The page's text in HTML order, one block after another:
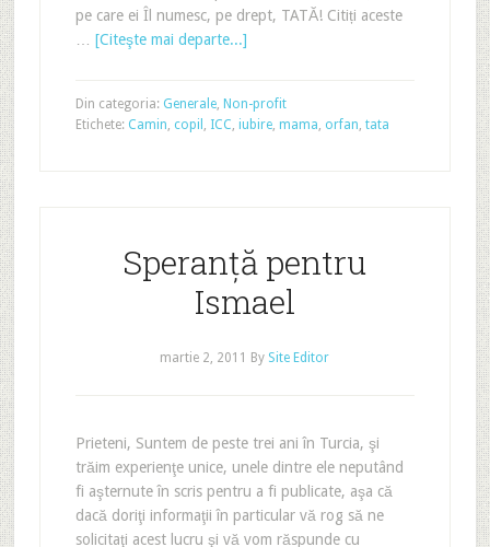
pe care ei Îl numesc, pe drept, TATĂ! Citiți aceste
[Citeşte mai departe...]
Din categoria: Generale, Non-profit
Etichete: Camin, copil , ICC, iubire, mama, orfan, tata
Speranță pentru
Ismael
martie 2, 2011 By Site Editor
Prieteni, Suntem de peste trei ani în Turcia, şi
trăim experienţe unice, unele dintre ele neputând
fi aşternute în scris pentru a fi publicate, aşa că
dacă doriţi informaţii în particular vă rog să ne
solicitaţi acest lucru şi vă vom răspunde cu